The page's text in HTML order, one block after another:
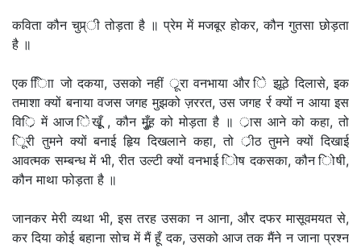
कविता कौन चुप्र्ी तोड़ता है ॥ प्रेम में मजबूर होकर, कौन गुतसा छोड़ता
है ॥
एक िािा जो दकया, उसको नहीं र्ूरा वनभाया और िे झूठे दिलासे, इक
तमाशा क्यों बनाया वजस जगह मुझको ज़ररत, उस जगह र्र क्यों न आया इस
विर्ि में आज िेखूूँ , कौन मुूँह को मोड़ता है ॥ र्ास आने को कहा, तो
िूरी तुमने क्यों बनाई हृिय दिखलाने कहा, तो र्ीठ तुमने क्यों दिखाई
आवत्मक सम्बन्ध में भी, रीत उल्टी क्यों वनभाई िोष दकसका, कौन िोषी,
कौन माथा फोड़ता है ॥
जानकर मेरी व्यथा भी, इस तरह उसका न आना, और दफर मासूवमयत से,
कर दिया कोई बहाना सोच में मैं हूँ दक, उसको आज तक मैंने न जाना प्रश्न